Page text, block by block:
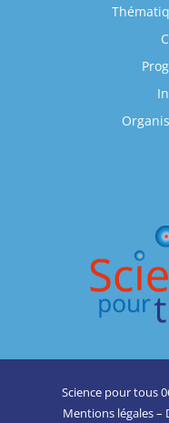
Science pour tous
Mentions légales–